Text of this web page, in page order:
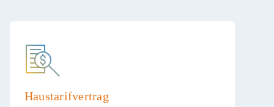
Haustarifvertrag​